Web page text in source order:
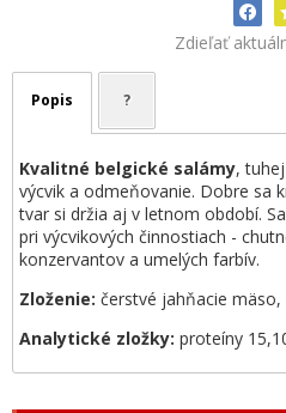
Zdieľať
Popis ?
Kvalitné belgické salámy,
výcvik a odmeňovanie. Dobre sa
tvar si držia aj v letnom období.
pri výcvikových činnostiach -
konzervantov a umelých farbív.
Zloženie: čerstvé jahňacie
Analytické zložky: proteíny